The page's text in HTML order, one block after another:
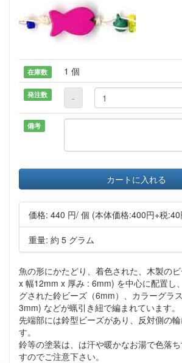
在庫数 1 個
発注数 -
備考
カートに入れる
価格: 440 円/ 個 (本体価格:400円+税:40
重量: 約 5 グラム
魚の形にかたどり、着色された、木製の
x 幅12mm x 厚み : 6mm) を中心に配置し
グされた鈴ビーズ（6mm）、カラーグラ
3mm) などが蝋引き紐で編まれています。
先端部には鈴型ビーズがあり、反対側の
す。
鈴等の塗装は、は汗や暖かなお湯で色落
すのでご注意下さい。